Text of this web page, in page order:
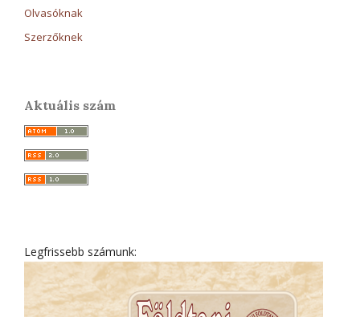
Olvasóknak
Szerzőknek
Aktuális szám
Legfrissebb számunk: